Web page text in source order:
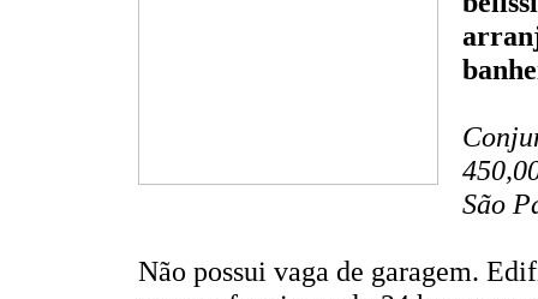
São
Não possui vaga de garagem.